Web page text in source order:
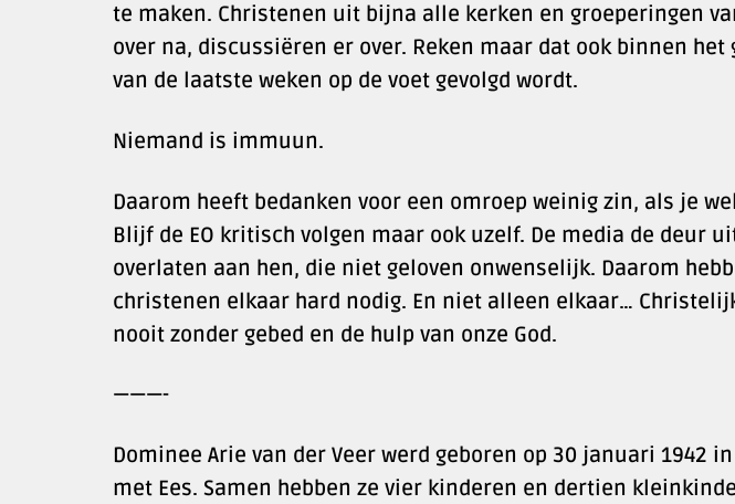
te maken. Christenen uit bijna alle kerken en groeperingen
over na, discussiëren er over. Reken maar dat ook binnen het
van de laatste weken op de voet gevolgd wordt.
Niemand is immuun.
Daarom heeft bedanken voor een omroep weinig zin, als je
Blijf de EO kritisch volgen maar ook uzelf. De media de deur
overlaten aan hen, die niet geloven onwenselijk. Daarom
christenen elkaar hard nodig. En niet alleen elkaar…
nooit zonder gebed en de hulp van onze God.
———-
Dominee Arie van der Veer werd geboren op 30 januari 1942
met Ees. Samen hebben ze vier kinderen en dertien